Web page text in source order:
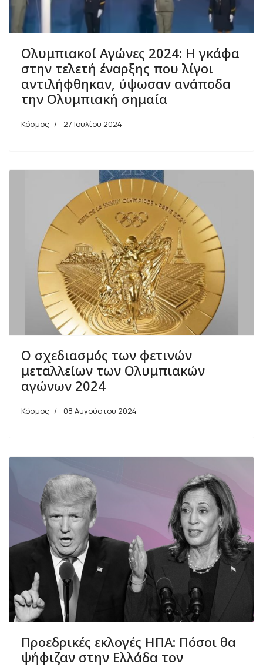
Ολυμπιακοί Αγώνες 2024: Η γκάφα
στην τελετή έναρξης που λίγοι
αντιλήφθηκαν, ύψωσαν ανάποδα
την Ολυμπιακή σημαία
Κόσμος 27 Ιουλίου 2024
Ο σχεδιασμός των φετινών
μεταλλείων των Ολυμπιακών
αγώνων 2024
Κόσμος 08 Αυγούστου 2024
Προεδρικές εκλογές ΗΠΑ: Πόσοι θα
ψήφιζαν στην Ελλάδα τον